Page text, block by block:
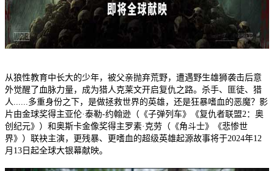
从狼性教育中长大的少年，被父亲抛弃荒野，遭遇野生雄狮袭击后意
外觉醒了血脉力量，成为猎人克莱文开启复仇之路。杀手、匪徒、猎
人......多重身份之下，是做拯救世界的英雄，还是狂暴嗜血的恶魔？影
片由金球奖得主亚伦·泰勒-约翰逊（《子弹列车》《复仇者联盟2：奥
创纪元》）和奥斯卡金像奖得主罗素·克劳（《角斗士》《悲惨世
界》）联袂主演，更残暴、更嗜血的超级英雄起源故事将于2024年12
月13日起全球大银幕献映。